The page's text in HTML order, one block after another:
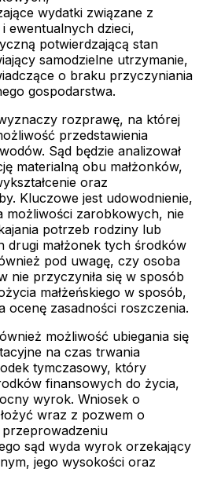
wydatki związane z
ewentualnych dzieci,
potwierdzającą stan
samodzielne utrzymanie,
o braku przyczyniania
gospodarstwa.
rozprawę, na której
przedstawienia
Sąd będzie analizował
materialną obu małżonków,
oraz
Kluczowe jest udowodnienie,
możliwości zarobkowych, nie
potrzeb rodziny lub
drugi małżonek tych środków
pod uwagę, czy osoba
nie przyczyniła się w sposób
małżeńskiego w sposób,
ocenę zasadności roszczenia.
możliwość ubiegania się
na czas trwania
tymczasowy, który
finansowych do życia,
wyrok. Wniosek o
wraz z pozwem o
sąd wyda wyrok orzekający
jego wysokości oraz